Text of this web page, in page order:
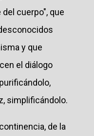
cuerpo", que
y que
el diálogo
simplificándolo.
de la